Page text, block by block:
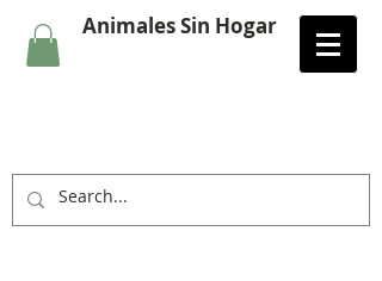
Animales Sin Hogar